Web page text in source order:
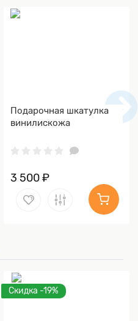
Подарочная шкатулка
винилискожа
3 500 ₽
Скидка -19%